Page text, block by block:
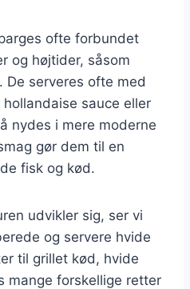
ofte forbundet
og højtider, såsom
De serveres ofte med
sauce eller
nydes i mere moderne
gør dem til en
fisk og kød.
udvikler sig, ser vi
og servere hvide
til grillet kød, hvide
mange forskellige retter